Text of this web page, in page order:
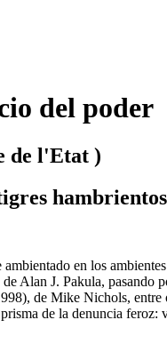
del poder
de l'Etat )
ambientado en los
Alan J. Pakula, pasando
de Mike Nichols, entre
de la denuncia feroz: